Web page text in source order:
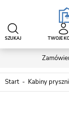
SZUKAJ TWOJE
Start Kabiny